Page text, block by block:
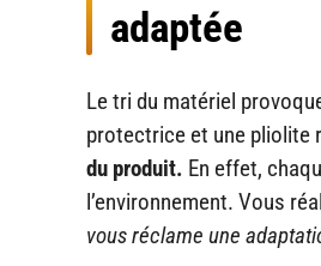
adaptée
Le tri du matériel
protectrice et une pliolite
du produit. En effet,
l’environnement. Vous
vous réclame une